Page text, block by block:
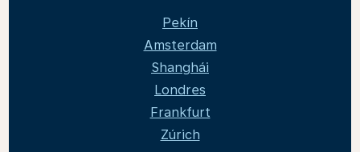
Pekín
Amsterdam
Shanghái
Londres
Frankfurt
Zúrich